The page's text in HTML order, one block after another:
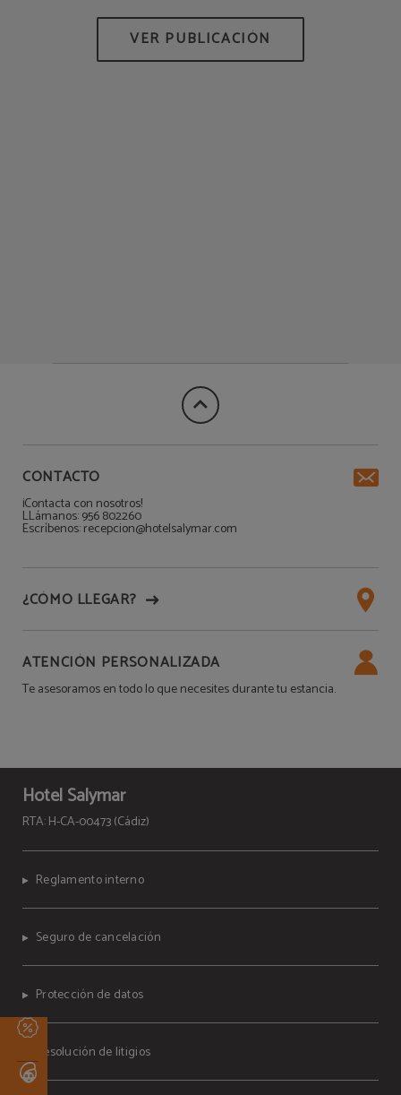
CONTACTO
¡Contacta con nosotros!
LLámanos: 956 802260
Escríbenos: recepcion@hotelsalymar.com
¿CÓMO LLEGAR?
ATENCIÓN PERSONALIZADA
Te asesoramos en todo lo que necesites durante tu estancia.
Hotel Salymar
RTA: H-CA-00473 (Cádiz)
Reglamento interno
Seguro de cancelación
Protección de datos
Resolución de litigios